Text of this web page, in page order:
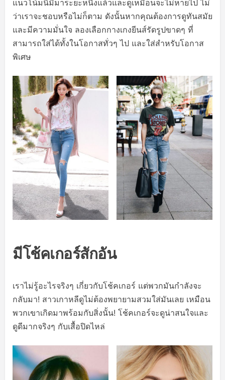
แนวโน้มนี้มีมาระยะหนึ่งแล้วและดูเหมือนจะไม่หายไป ไม่
ว่าเราจะชอบหรือไม่ก็ตาม ดังนั้นหากคุณต้องการดูทันสมัย
และมีความมั่นใจ ลองเลือกกางเกงยีนส์รัดรูปขาดๆ ที่
สามารถใส่ได้ทั้งในโอกาสทั่วๆ ไป และใส่สำหรับโอกาส
พิเศษ
มีโช้คเกอร์สักอัน
เราไม่รู้อะไรจริงๆ เกี่ยวกับโช้คเกอร์ แต่พวกมันกำลังจะ
กลับมา! สาวเกาหลีดูไม่ต้องพยายามสวมใส่มันเลย เหมือน
พวกเขาเกิดมาพร้อมกับสิ่งนั้น! โช้คเกอร์จะดูน่าสนใจและ
ดูดีมากจริงๆ กับเสื้อปิดไหล่